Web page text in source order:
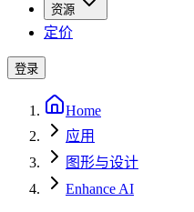
资源
定价
登录
Home
应用
图形与设计
Enhance AI